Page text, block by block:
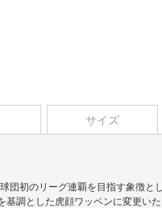
サイズ
団初のリーグ連覇を目指す象徴と
基調とした虎顔ワッペンに変更い